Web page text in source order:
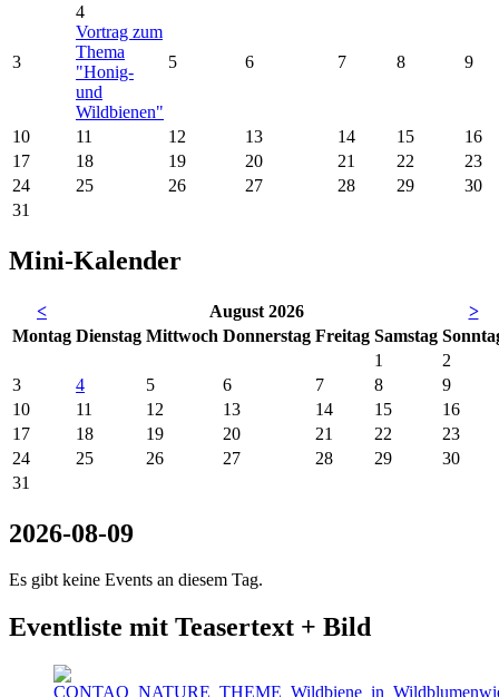
3
4
Vortrag zum
Thema
"Honig-
und
Wildbienen"
5 6 7 8 9
10 11 12 13 14 15
16
17
18 19 20 21 22
23
24
25 26 27 28 29
30
31
Mini-Kalender
< August 2026
>
Montag Dienstag Mittwoch Donnerstag Freitag Samstag So
1
2
3
4 5 6 7 8
9
10
11 12 13 14 15
16
17
18 19 20 21 22
23
24
25 26 27 28 29
30
31
2026-08-09
Es gibt keine Events an diesem Tag.
Eventliste mit Teasertext + Bild